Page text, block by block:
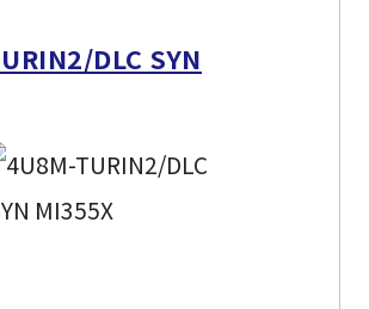
DLC SYN